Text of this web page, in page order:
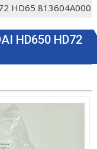
HD65 813604A000
HD650 HD72